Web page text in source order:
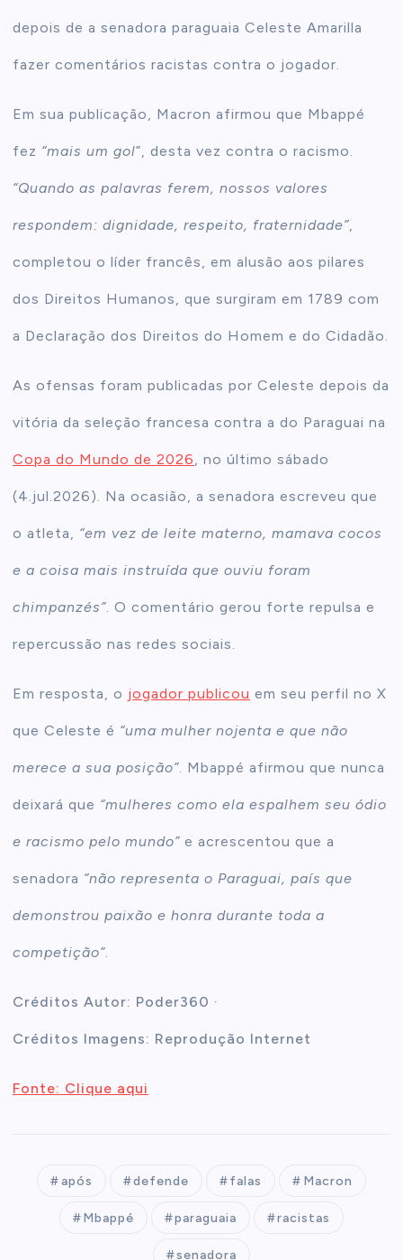
depois de a senadora paraguaia Celeste Amarilla
fazer comentários racistas contra o jogador.
Em sua publicação, Macron afirmou que Mbappé
fez “mais um gol”, desta vez contra o racismo.
“Quando as palavras ferem, nossos valores
respondem: dignidade, respeito, fraternidade”,
completou o líder francês, em alusão aos pilares
dos Direitos Humanos, que surgiram em 1789 com
a Declaração dos Direitos do Homem e do Cidadão.
As ofensas foram publicadas por Celeste depois da
vitória da seleção francesa contra a do Paraguai na
Copa do Mundo de 2026, no último sábado
(4.jul.2026). Na ocasião, a senadora escreveu que
o atleta, “em vez de leite materno, mamava cocos
e a coisa mais instruída que ouviu foram
chimpanzés”. O comentário gerou forte repulsa e
repercussão nas redes sociais.
Em resposta, o jogador publicou em seu perfil no X
que Celeste é “uma mulher nojenta e que não
merece a sua posição”. Mbappé afirmou que nunca
deixará que “mulheres como ela espalhem seu ódio
e racismo pelo mundo” e acrescentou que a
senadora “não representa o Paraguai, país que
demonstrou paixão e honra durante toda a
competição”.
Créditos Autor: Poder360 ·
Créditos Imagens: Reprodução Internet
Fonte: Clique aqui
após defende falas Macron
Mbappé paraguaia racistas
senadora